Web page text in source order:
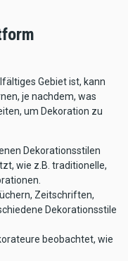
Gebiet ist, kann
je nachdem, was
um Dekoration zu
Dekorationsstilen
wie z.B. traditionelle,
Zeitschriften,
Dekorationsstile
beobachtet, wie